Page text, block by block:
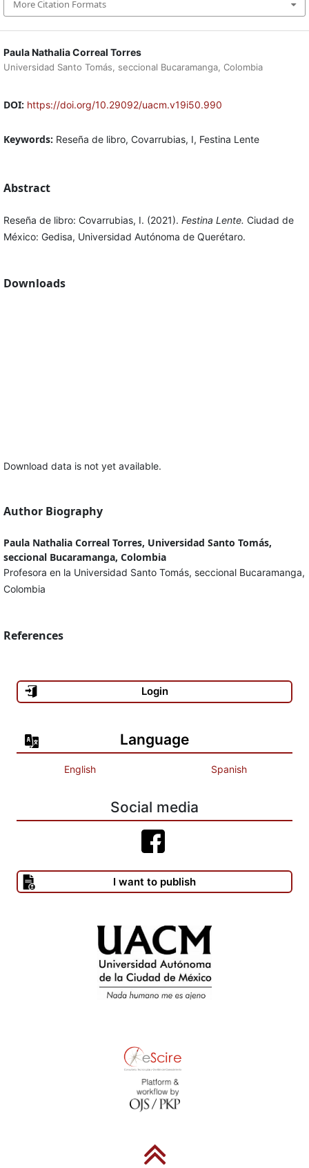
Paula Nathalia Correal Torres
Universidad Santo Tomás, seccional Bucaramanga, Colombia
DOI: https://doi.org/10.29092/uacm.v19i50.990
Keywords: Reseña de libro, Covarrubias, I, Festina Lente
Abstract
Reseña de libro: Covarrubias, I. (2021). Festina Lente. Ciudad de
México: Gedisa, Universidad Autónoma de Querétaro.
Downloads
Download data is not yet available.
Author Biography
Paula Nathalia Correal Torres, Universidad Santo Tomás,
seccional Bucaramanga, Colombia
Profesora en la Universidad Santo Tomás, seccional Bucaramanga,
Colombia
References
More Citation Formats
Login
Language
English Spanish
Social media
I want to publish